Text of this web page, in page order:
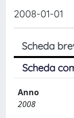
2008-01-01
Scheda
Scheda
Anno
2008